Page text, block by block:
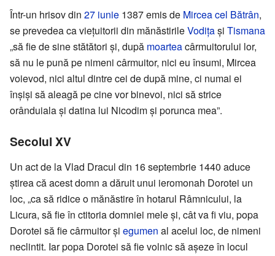
Într-un hrisov din 27 iunie 1387 emis de Mircea cel Bătrân,
se prevedea ca viețuitorii din mănăstirileVodițași Tismana
„să fie de sine stătători și, după moarteacârmuitorului lor,
să nu le pună pe nimeni cârmuitor, nici eu însumi, Mircea
voievod, nici altul dintre cei de după mine, ci numai ei
înșiși să aleagă pe cine vor binevoi, nici să strice
orânduiala și datina lui Nicodim și porunca mea”.
Secolul XV
Un act de la Vlad Dracul din 16 septembrie 1440 aduce
știrea că acest domn a dăruit unui ieromonah Dorotei un
loc, „ca să ridice o mănăstire în hotarul Râmnicului, la
Licura, să fie în ctitoria domniei mele și, cât va fi viu, popa
Dorotei să fie cârmuitor și egumen al acelui loc, de nimeni
neclintit. Iar popa Dorotei să fie volnic să așeze în locul